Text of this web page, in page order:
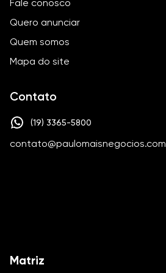
Fale conosco
Quero anunciar
Quem somos
Mapa do site
Contato
(19) 3365-5800
contato@paulomaisnegocios.com
Matriz